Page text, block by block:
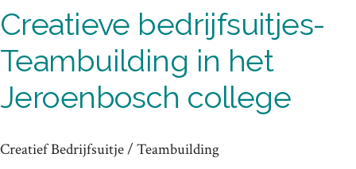
Creatieve bedrijfsuitjes-
Teambuilding in het
Jeroenbosch college
Creatief Bedrijfsuitje / Teambuilding